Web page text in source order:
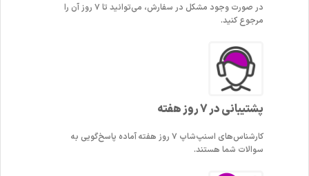
در صورت وجود مشکل در سفارش، می‌توانید تا ۷ روز آن را
مرجوع کنید.
پشتیبانی در 7 روز هفته
کارشناس‌های اسنپ‌شاپ ۷ روز هفته آماده پاسخ‌گویی به
سوالات شما هستند.